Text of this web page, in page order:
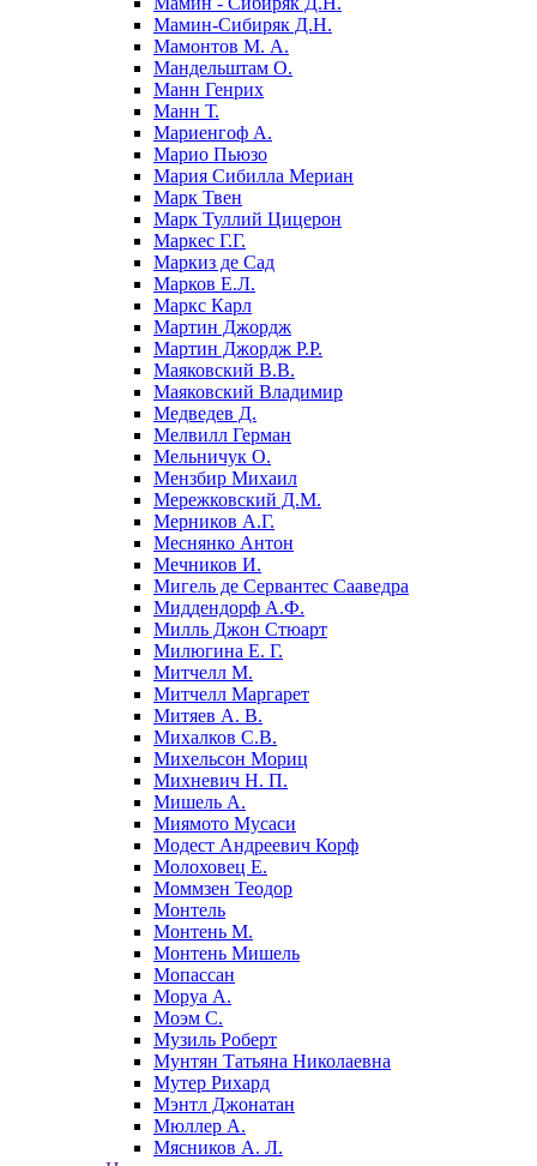
Мамин-Сибиряк Д.Н.
Мамонтов М. А.
Мандельштам О.
Манн Генрих
Манн Т.
Мариенгоф А.
Марио Пьюзо
Мария Сибилла Мериан
Марк Твен
Марк Туллий Цицерон
Маркес Г.Г.
Маркиз де Сад
Марков Е.Л.
Маркс Карл
Мартин Джордж
Мартин Джордж Р.Р.
Маяковский В.В.
Маяковский Владимир
Медведев Д.
Мелвилл Герман
Мельничук О.
Мензбир Михаил
Мережковский Д.М.
Мерников А.Г.
Меснянко Антон
Мечников И.
Мигель де Сервантес Сааведра
Миддендорф А.Ф.
Милль Джон Стюарт
Милюгина Е. Г.
Митчелл М.
Митчелл Маргарет
Митяев А. В.
Михалков С.В.
Михельсон Мориц
Михневич Н. П.
Мишель А.
Миямото Мусаси
Модест Андреевич Корф
Молоховец Е.
Моммзен Теодор
Монтель
Монтень М.
Монтень Мишель
Мопассан
Моруа А.
Моэм С.
Музиль Роберт
Мунтян Татьяна Николаевна
Мутер Рихард
Мэнтл Джонатан
Мюллер А.
Мясников А. Л.